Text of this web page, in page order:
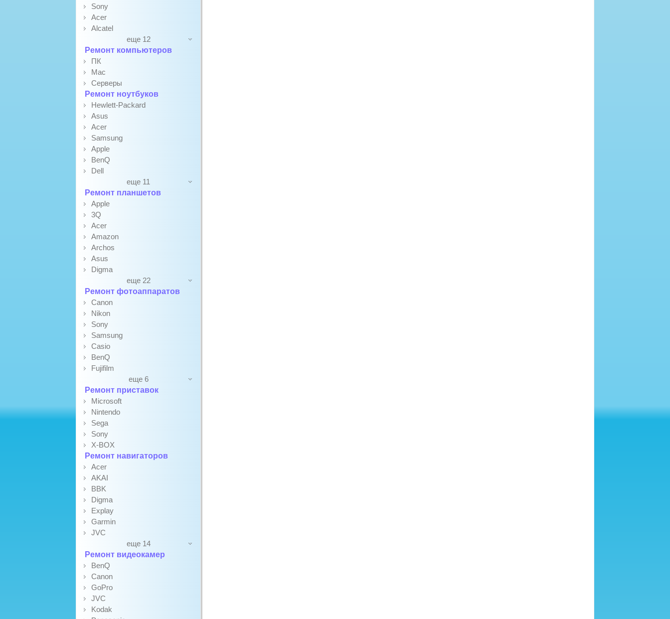
Sony
Acer
Alcatel
еще 12
Ремонт компьютеров
ПК
Mac
Серверы
Ремонт ноутбуков
Hewlett-Packard
Asus
Acer
Samsung
Apple
BenQ
Dell
еще 11
Ремонт планшетов
Apple
3Q
Acer
Amazon
Archos
Asus
Digma
еще 22
Ремонт фотоаппаратов
Canon
Nikon
Sony
Samsung
Casio
BenQ
Fujifilm
еще 6
Ремонт приставок
Microsoft
Nintendo
Sega
Sony
X-BOX
Ремонт навигаторов
Acer
AKAI
BBK
Digma
Explay
Garmin
JVC
еще 14
Ремонт видеокамер
BenQ
Canon
GoPro
JVC
Kodak